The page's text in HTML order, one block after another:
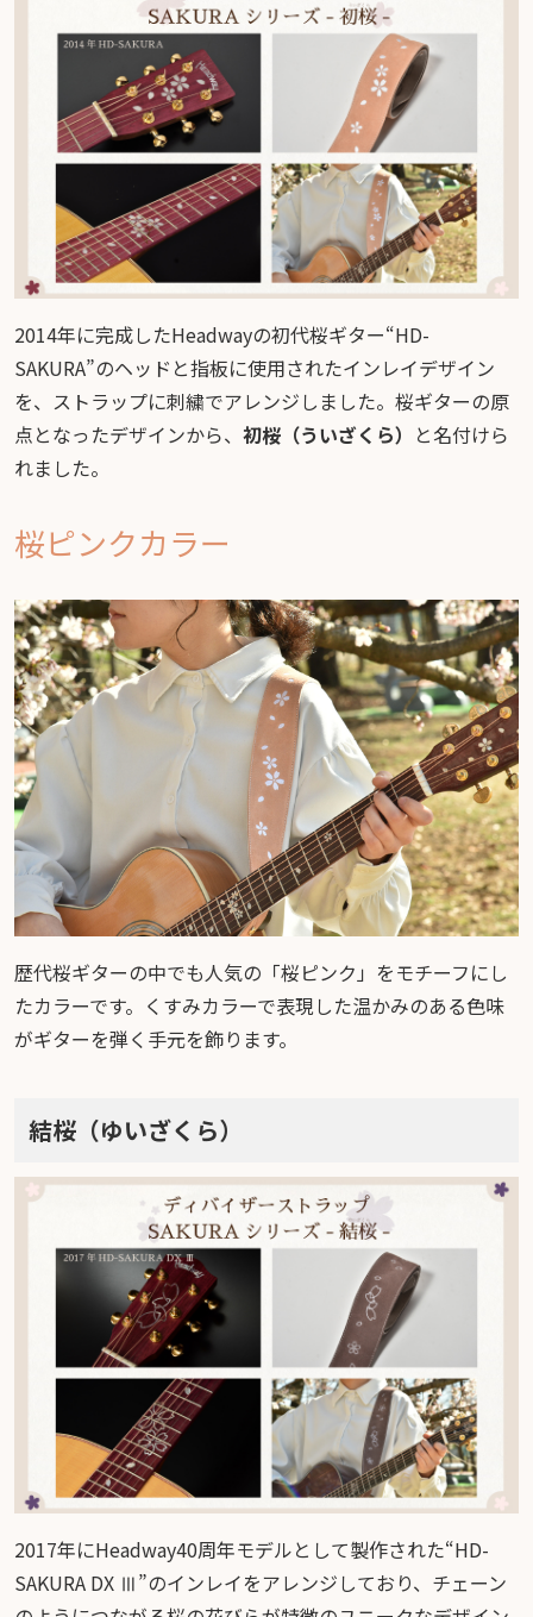
2014年に完成したHeadwayの初代桜ギター“HD-
SAKURA”のヘッドと指板に使用されたインレイデザイン
を、ストラップに刺繍でアレンジしました。桜ギターの原
点となったデザインから、 初桜（ういざくら） と名付けら
れました。
桜ピンクカラー
歴代桜ギターの中でも人気の「桜ピンク」をモチーフにし
たカラーです。くすみカラーで表現した温かみのある色味
がギターを弾く手元を飾ります。
結桜（ゆいざくら）
2017年にHeadway40周年モデルとして製作された“HD-
SAKURA DX Ⅲ”のインレイをアレンジしており、チェーン